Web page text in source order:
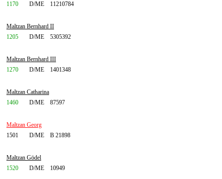
1170
D/ME 11210784
Maltzan Bernhard II
1205
D/ME 5305392
Maltzan Bernhard III
1270
D/ME 1401348
Maltzan Catharina
1460
D/ME 87597
Maltzan Georg
1501
D/ME B 21898
Maltzan Gödel
1520
D/ME 10949